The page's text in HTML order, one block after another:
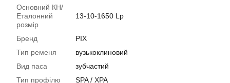
Основний КН/
Еталонний
розмір
13-10-1650 Lp
Бренд
PIX
Тип ременя
вузькоклиновий
Вид паса
зубчастий
Тип профілю
SPA / XPA